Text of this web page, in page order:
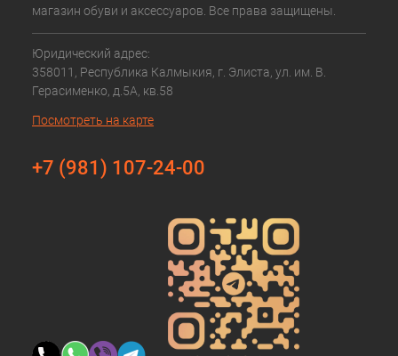
магазин обуви и аксессуаров. Все права защищены.
Юридический адрес:
358011, Республика Калмыкия, г. Элиста, ул. им. В.
Герасименко, д.5А, кв.58
Посмотреть на карте
+7 (981) 107-24-00